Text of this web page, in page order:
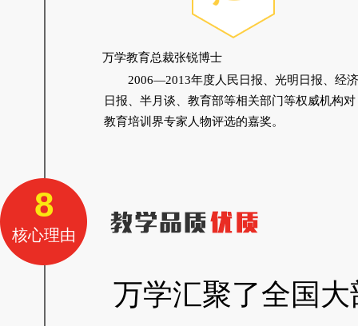
万学教育总裁张锐博士
2006—2013年度人民日报、光明日报、经济
日报、半月谈、教育部等相关部门等权威机构对
教育培训界专家人物评选的嘉奖。
8
核心理由
万学汇聚了全国